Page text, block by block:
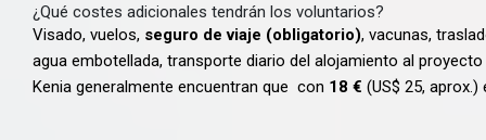
¿Qué costes adicionales tendrán los voluntarios?
Visado, vuelos, seguro de viaje (obligatorio), vacunas,
agua embotellada, transporte diario del alojamiento al
Kenia generalmente encuentran que con 18 € (US$ 25,